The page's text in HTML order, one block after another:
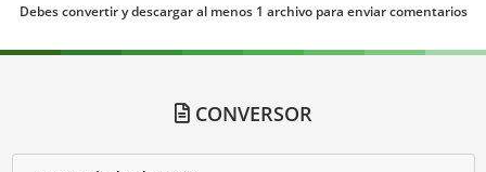
Debes convertir y descargar al menos 1 archivo para enviar comentarios
CONVERSOR